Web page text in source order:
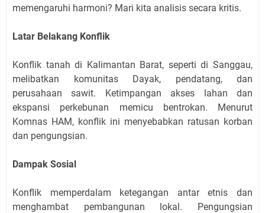
memengaruhi harmoni? Mari kita analisis secara kritis.
Latar Belakang Konflik
Konflik tanah di Kalimantan Barat, seperti di Sanggau,
melibatkan komunitas Dayak, pendatang, dan
perusahaan sawit. Ketimpangan akses lahan dan
ekspansi perkebunan memicu bentrokan. Menurut
Komnas HAM, konflik ini menyebabkan ratusan korban
dan pengungsian.
Dampak Sosial
Konflik memperdalam ketegangan antar etnis dan
menghambat pembangunan lokal. Pengungsian